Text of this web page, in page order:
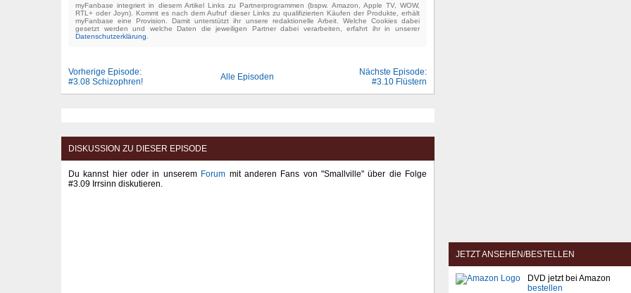
myFanbase integriert in diesem Artikel Links zu Partnerprogrammen (bspw. Amazon, Apple TV, WOW,
RTL+ oder Joyn). Kommt es nach dem Aufruf dieser Links zu qualifizierten Käufen der Produkte, erhält
myFanbase eine Provision. Damit unterstützt ihr unsere redaktionelle Arbeit. Welche Cookies dabei
gesetzt werden und welche Daten die jeweiligen Partner dabei verarbeiten, erfahrt ihr in unserer
Datenschutzerklärung
Vorherige Episode:
#3.08 Schizophren!
Alle Episoden
Nächste Episode:
#3.10 Flüstern
DISKUSSION ZU DIESER EPISODE
Du kannst hier oder in unserem Forum mit anderen Fans von "Smallville" über die Folge
#3.09 Irrsinn diskutieren.
JETZT ANSEHEN/BESTELLEN
DVD jetzt bei Amazon
bestellen